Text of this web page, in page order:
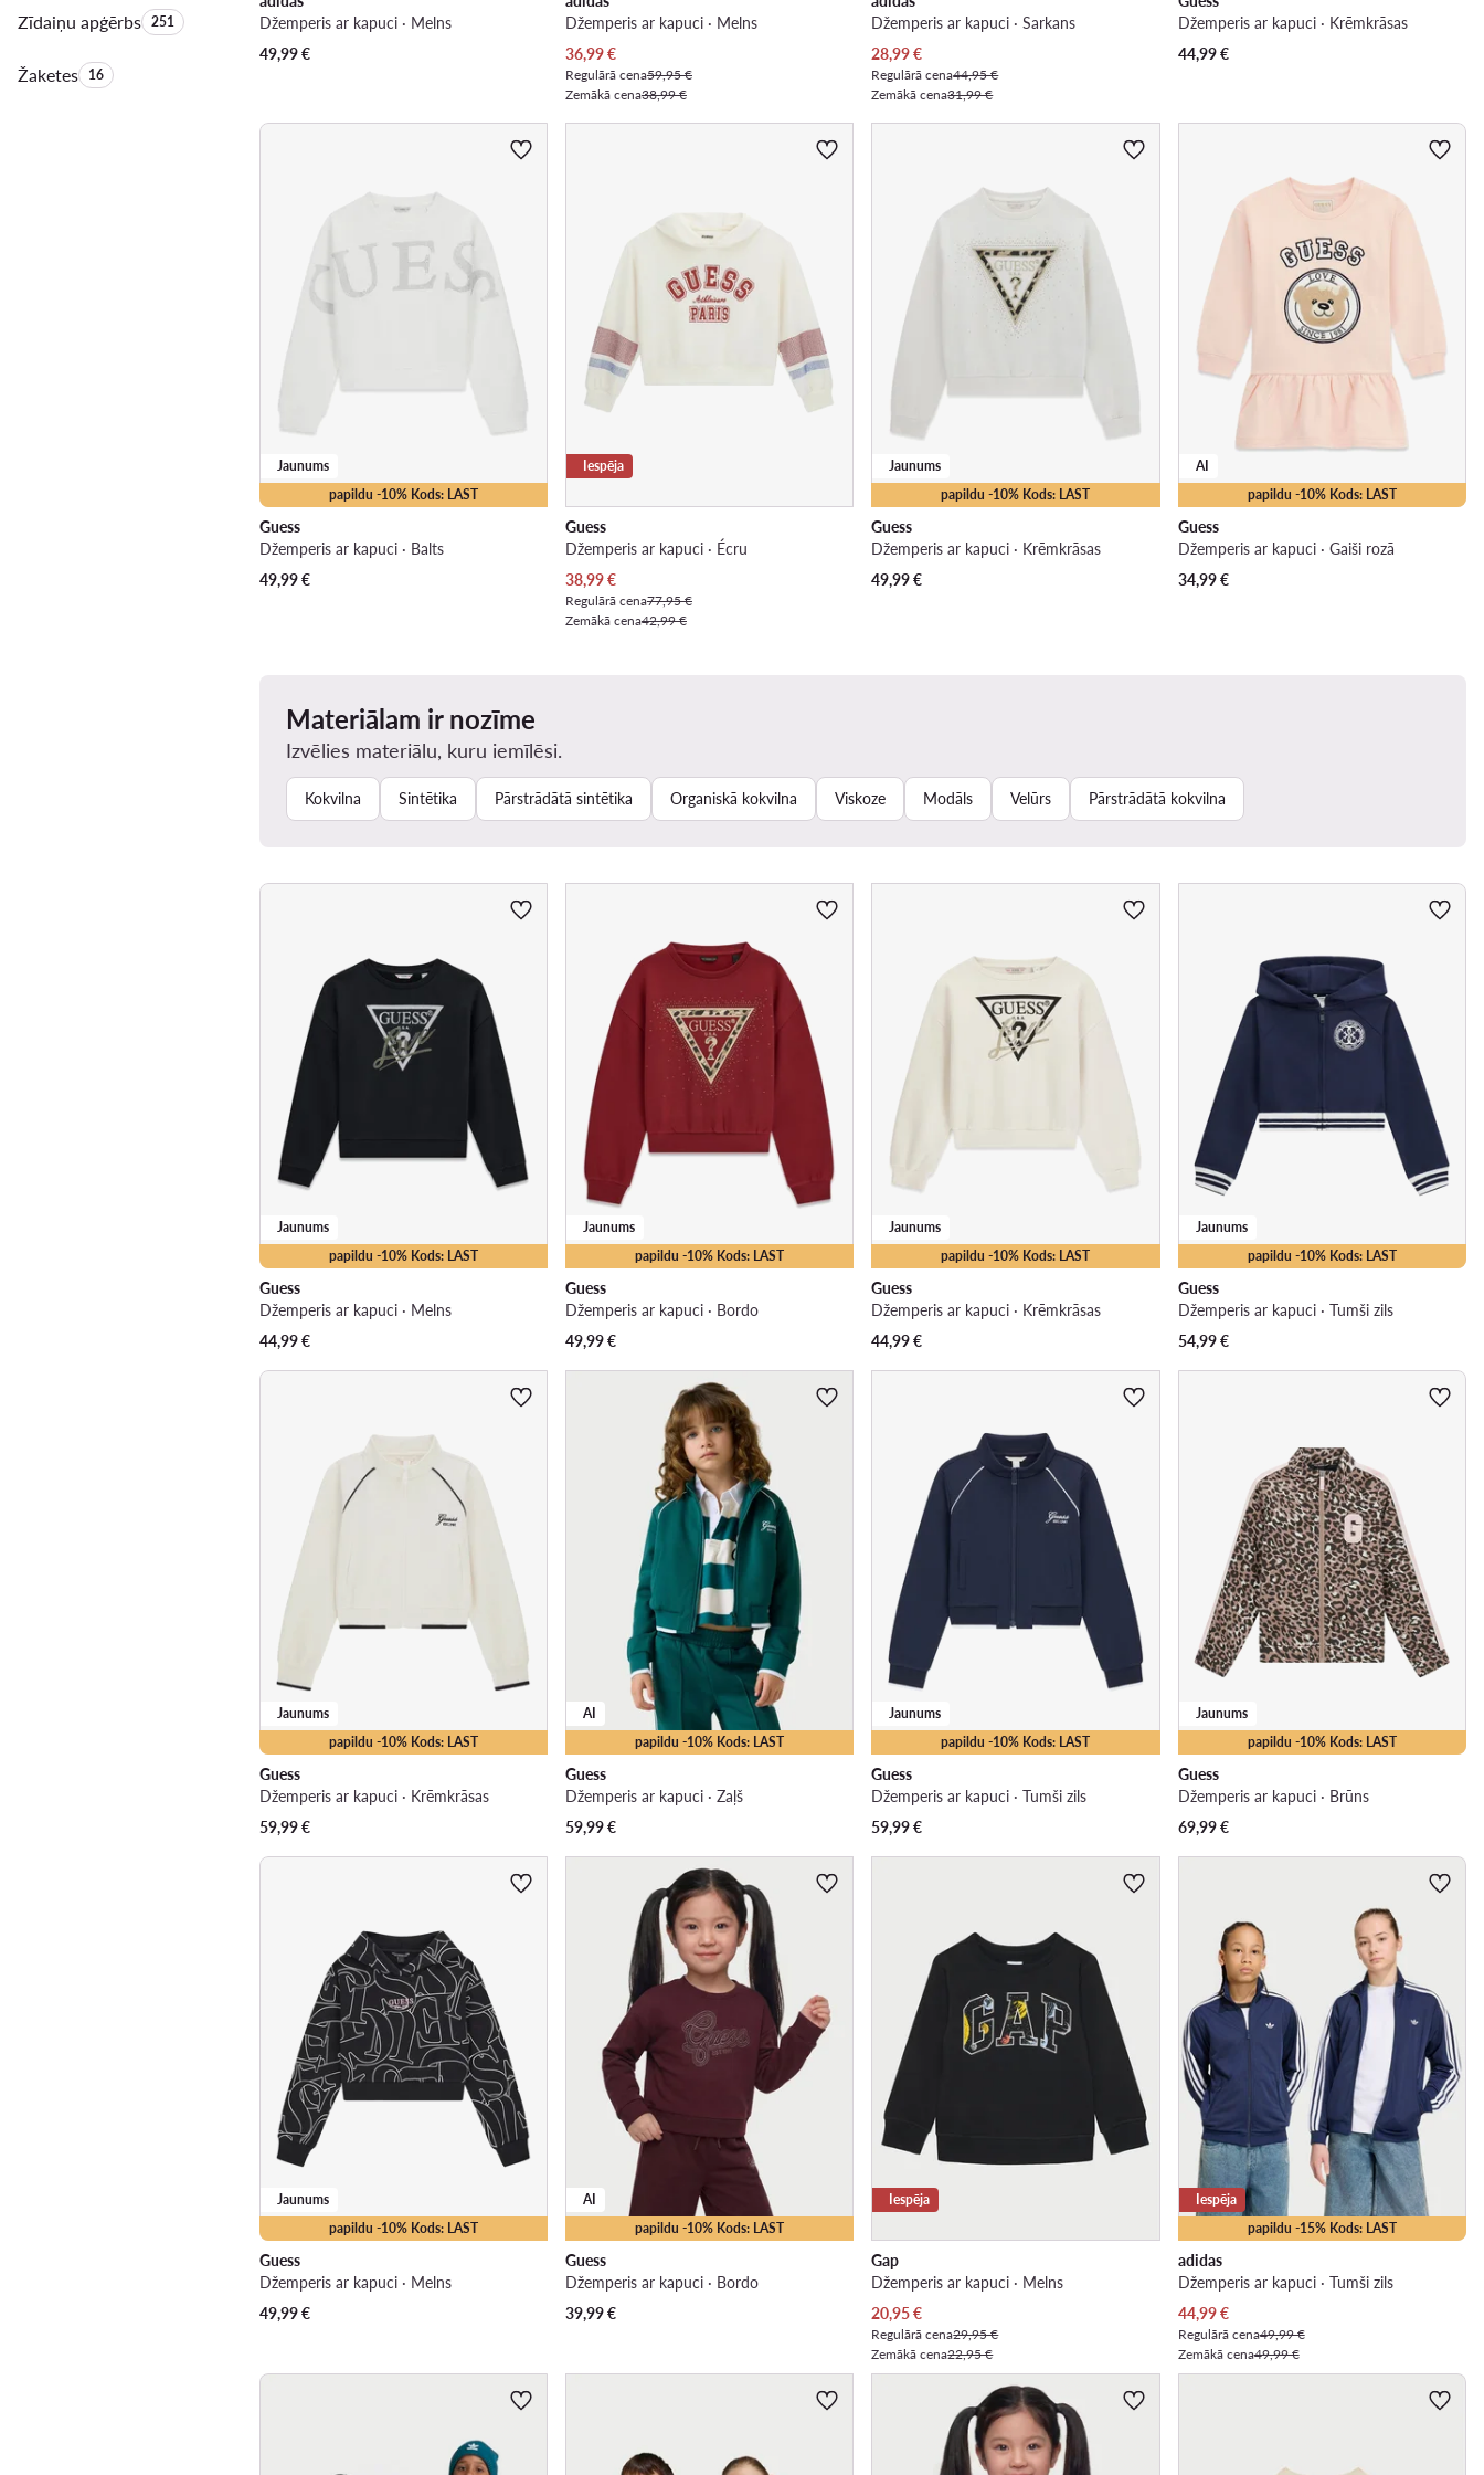
Zīdaiņu apģērbsProduktu skaits:
251
ŽaketesProduktu skaits:
16
Džemperis ar kapuci · Melns
49,99€
Džemperis ar kapuci · Melns
Pašreizējā cena
36,99€
Regulārā cena59,95 €
Zemākā cena38,99 €
Džemperis ar kapuci · Sarkans
Pašreizējā cena
28,99€
Regulārā cena44,95 €
Zemākā cena31,99 €
Džemperis ar kapuci · Krēmkrāsas
44,99€
papildu -10% Kods: LAST
Jaunums
Guess
Džemperis ar kapuci · Balts
49,99€
Iespēja
Guess
Džemperis ar kapuci · Écru
Pašreizējā cena
38,99€
Regulārā cena77,95 €
Zemākā cena42,99 €
papildu -10% Kods: LAST
Jaunums
Guess
Džemperis ar kapuci · Krēmkrāsas
49,99€
papildu -10% Kods: LAST
AI
Guess
Džemperis ar kapuci · Gaiši rozā
34,99€
Materiālam ir nozīme
Izvēlies materiālu, kuru iemīlēsi.
Kokvilna Sintētika Pārstrādātā sintētika Organiskā kokvilna Viskoze Modāls Velūrs Pārstrādātā kokvilna
papildu -10% Kods: LAST
Jaunums
Guess
Džemperis ar kapuci · Melns
44,99€
papildu -10% Kods: LAST
Jaunums
Guess
Džemperis ar kapuci · Bordo
49,99€
papildu -10% Kods: LAST
Jaunums
Guess
Džemperis ar kapuci · Krēmkrāsas
44,99€
papildu -10% Kods: LAST
Jaunums
Guess
Džemperis ar kapuci · Tumši zils
54,99€
papildu -10% Kods: LAST
Jaunums
Guess
Džemperis ar kapuci · Krēmkrāsas
59,99€
papildu -10% Kods: LAST
AI
Guess
Džemperis ar kapuci · Zaļš
59,99€
papildu -10% Kods: LAST
Jaunums
Guess
Džemperis ar kapuci · Tumši zils
59,99€
papildu -10% Kods: LAST
Jaunums
Guess
Džemperis ar kapuci · Brūns
69,99€
papildu -10% Kods: LAST
Jaunums
Guess
Džemperis ar kapuci · Melns
49,99€
papildu -10% Kods: LAST
AI
Guess
Džemperis ar kapuci · Bordo
39,99€
Iespēja
Gap
Džemperis ar kapuci · Melns
Pašreizējā cena
20,95€
Regulārā cena29,95 €
Zemākā cena22,95 €
papildu -15% Kods: LAST
Iespēja
adidas
Džemperis ar kapuci · Tumši zils
Pašreizējā cena
44,99€
Regulārā cena49,99 €
Zemākā cena49,99 €